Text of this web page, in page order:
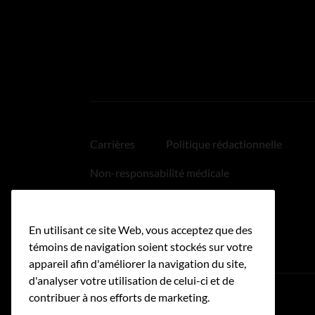
Carrières Politique rédactionnelle
Non-responsabilité médicale
Accessibilité
En utilisant ce site Web, vous acceptez que des
témoins de navigation soient stockés sur votre
appareil afin d'améliorer la navigation du site,
d'analyser votre utilisation de celui-ci et de
contribuer à nos efforts de marketing.